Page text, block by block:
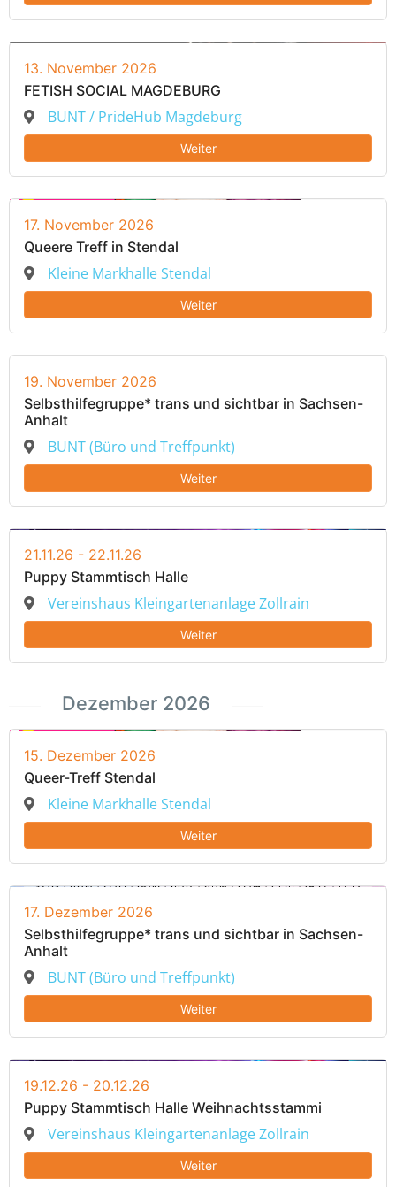
13. November 2026
FETISH SOCIAL MAGDEBURG
BUNT / PrideHub Magdeburg
Weiter
17. November 2026
Queere Treff in Stendal
Kleine Markhalle Stendal
Weiter
19. November 2026
Selbsthilfegruppe* trans und sichtbar in Sachsen-
Anhalt
BUNT (Büro und Treffpunkt)
Weiter
21.11.26 - 22.11.26
Puppy Stammtisch Halle
Vereinshaus Kleingartenanlage Zollrain
Weiter
Dezember 2026
15. Dezember 2026
Queer-Treff Stendal
Kleine Markhalle Stendal
Weiter
17. Dezember 2026
Selbsthilfegruppe* trans und sichtbar in Sachsen-
Anhalt
BUNT (Büro und Treffpunkt)
Weiter
19.12.26 - 20.12.26
Puppy Stammtisch Halle Weihnachtsstammi
Vereinshaus Kleingartenanlage Zollrain
Weiter